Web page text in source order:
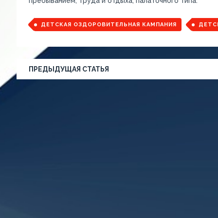
ДЕТСКАЯ ОЗДОРОВИТЕЛЬНАЯ КАМПАНИЯ
ПРЕДЫДУЩАЯ СТАТЬЯ